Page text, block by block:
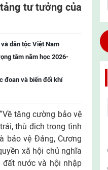
tư tưởng của
dân tộc Việt Nam
tâm năm học 2026-
đoan và biến đổi khí
tăng cường bảo vệ
thù địch trong tình
bảo vệ Đảng, Cương
xã hội chủ nghĩa
đất nước và hội nhập